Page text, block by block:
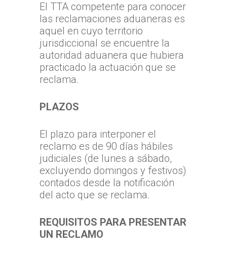
El TTA competente para conocer
las reclamaciones aduaneras es
aquel en cuyo territorio
jurisdiccional se encuentre la
autoridad aduanera que hubiera
practicado la actuación que se
reclama.
PLAZOS
El plazo para interponer el
reclamo es de 90 días hábiles
judiciales (de lunes a sábado,
excluyendo domingos y festivos)
contados desde la notificación
del acto que se reclama.
REQUISITOS PARA PRESENTAR
UN RECLAMO